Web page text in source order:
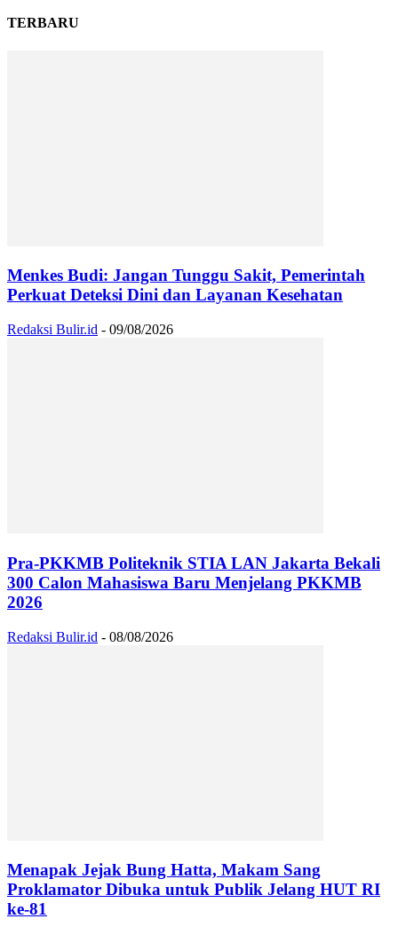
TERBARU
Menkes Budi: Jangan Tunggu Sakit, Pemerintah
Perkuat Deteksi Dini dan Layanan Kesehatan
Redaksi Bulir.id - 09/08/2026
Pra-PKKMB Politeknik STIA LAN Jakarta Bekali
300 Calon Mahasiswa Baru Menjelang PKKMB
2026
Redaksi Bulir.id - 08/08/2026
Menapak Jejak Bung Hatta, Makam Sang
Proklamator Dibuka untuk Publik Jelang HUT RI
ke-81